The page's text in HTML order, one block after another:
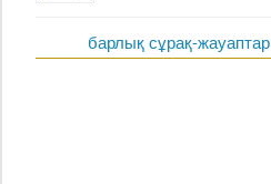
барлық сұрақ-жауаптар